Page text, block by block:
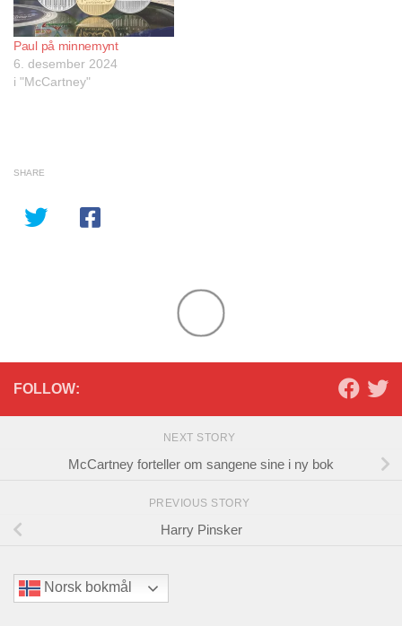
Paul på minnemynt
6. desember 2024
i "McCartney"
SHARE
FOLLOW:
NEXT STORY
McCartney forteller om sangene sine i ny bok
PREVIOUS STORY
Harry Pinsker
Norsk bokmål